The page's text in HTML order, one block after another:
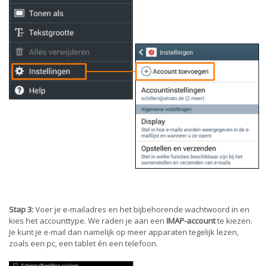
Stap 3:Voer je e-mailadres en het bijbehorende wachtwoord in en
kies het accounttype. We raden je aan een IMAP-accountte kiezen.
Je kunt je e-mail dan namelijk op meer apparaten tegelijk lezen,
zoals een pc, een tablet én een telefoon.